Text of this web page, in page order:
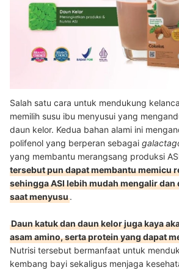
Salah satu cara untuk mendukung
memilih susu ibu menyusui yang
daun kelor. Kedua bahan alami ini
polifenol yang berperan sebagai
yang membantu merangsang produksi
tersebut pun dapat membantu memicu
sehingga ASI lebih mudah mengalir dan
saat menyusu.
Daun katuk dan daun kelor juga kaya
asam amino, serta protein yang dapat
Nutrisi tersebut bermanfaat untuk
kembang bayi sekaligus menjaga